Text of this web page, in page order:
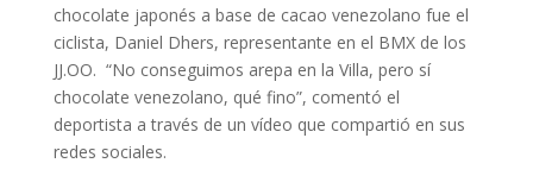
chocolate japonés a base de cacao venezolano fue el
ciclista, Daniel Dhers, representante en el BMX de los
JJ.OO. “No conseguimos arepa en la Villa, pero sí
chocolate venezolano, qué fino”, comentó el
deportista a través de un vídeo que compartió en sus
redes sociales.